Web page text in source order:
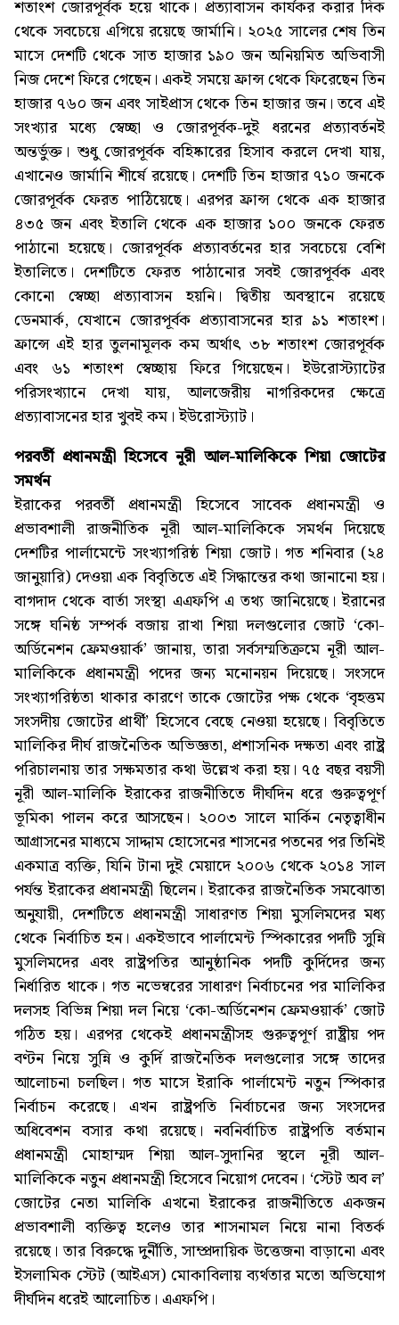
শতাংশ জোরপূর্বক হয়ে থাকে। প্রত্যাবাসন কার্যকর করার দিক
থেকে সবচেয়ে এগিয়ে রয়েছে জার্মানি। ২০২৫ সালের শেষ তিন
মাসে দেশটি থেকে সাত হাজার ১৯০ জন অনিয়মিত অভিবাসী
নিজ দেশে ফিরে গেছেন। একই সময়ে ফ্রান্স থেকে ফিরেছেন তিন
হাজার ৭৬০ জন এবং সাইপ্রাস থেকে তিন হাজার জন। তবে এই
সংখ্যার মধ্যে স্বেচ্ছা ও জোরপূর্বক-দুই ধরনের প্রত্যাবর্তনই
অন্তর্ভুক্ত। শুধু জোরপূর্বক বহিষ্কারের হিসাব করলে দেখা যায়,
এখানেও জার্মানি শীর্ষে রয়েছে। দেশটি তিন হাজার ৭১০ জনকে
জোরপূর্বক ফেরত পাঠিয়েছে। এরপর ফ্রান্স থেকে এক হাজার
৪৩৫ জন এবং ইতালি থেকে এক হাজার ১০০ জনকে ফেরত
পাঠানো হয়েছে। জোরপূর্বক প্রত্যাবর্তনের হার সবচেয়ে বেশি
ইতালিতে। দেশটিতে ফেরত পাঠানোর সবই জোরপূর্বক এবং
কোনো স্বেচ্ছা প্রত্যাবাসন হয়নি। দ্বিতীয় অবস্থানে রয়েছে
ডেনমার্ক, যেখানে জোরপূর্বক প্রত্যাবাসনের হার ৯১ শতাংশ।
ফ্রান্সে এই হার তুলনামূলক কম অর্থাৎ ৩৮ শতাংশ জোরপূর্বক
এবং ৬১ শতাংশ স্বেচ্ছায় ফিরে গিয়েছেন। ইউরোস্ট্যাটের
পরিসংখ্যানে দেখা যায়, আলজেরীয় নাগরিকদের ক্ষেত্রে
প্রত্যাবাসনের হার খুবই কম। ইউরোস্ট্যাট।
পরবর্তী প্রধানমন্ত্রী হিসেবে নূরী আল-মালিকিকে শিয়া জোটের
সমর্থন
ইরাকের পরবর্তী প্রধানমন্ত্রী হিসেবে সাবেক প্রধানমন্ত্রী ও
প্রভাবশালী রাজনীতিক নূরী আল-মালিকিকে সমর্থন দিয়েছে
দেশটির পার্লামেন্টে সংখ্যাগরিষ্ঠ শিয়া জোট। গত শনিবার (২৪
জানুয়ারি) দেওয়া এক বিবৃতিতে এই সিদ্ধান্তের কথা জানানো হয়।
বাগদাদ থেকে বার্তা সংস্থা এএফপি এ তথ্য জানিয়েছে। ইরানের
সঙ্গে ঘনিষ্ঠ সম্পর্ক বজায় রাখা শিয়া দলগুলোর জোট ‘কো-
অর্ডিনেশন ফ্রেমওয়ার্ক’ জানায়, তারা সর্বসম্মতিক্রমে নূরী আল-
মালিকিকে প্রধানমন্ত্রী পদের জন্য মনোনয়ন দিয়েছে। সংসদে
সংখ্যাগরিষ্ঠতা থাকার কারণে তাকে জোটের পক্ষ থেকে ‘বৃহত্তম
সংসদীয় জোটের প্রার্থী’ হিসেবে বেছে নেওয়া হয়েছে। বিবৃতিতে
মালিকির দীর্ঘ রাজনৈতিক অভিজ্ঞতা, প্রশাসনিক দক্ষতা এবং রাষ্ট্র
পরিচালনায় তার সক্ষমতার কথা উল্লেখ করা হয়। ৭৫ বছর বয়সী
নূরী আল-মালিকি ইরাকের রাজনীতিতে দীর্ঘদিন ধরে গুরুত্বপূর্ণ
ভূমিকা পালন করে আসছেন। ২০০৩ সালে মার্কিন নেতৃত্বাধীন
আগ্রাসনের মাধ্যমে সাদ্দাম হোসেনের শাসনের পতনের পর তিনিই
একমাত্র ব্যক্তি, যিনি টানা দুই মেয়াদে ২০০৬ থেকে ২০১৪ সাল
পর্যন্ত ইরাকের প্রধানমন্ত্রী ছিলেন। ইরাকের রাজনৈতিক সমঝোতা
অনুযায়ী, দেশটিতে প্রধানমন্ত্রী সাধারণত শিয়া মুসলিমদের মধ্য
থেকে নির্বাচিত হন। একইভাবে পার্লামেন্ট স্পিকারের পদটি সুন্নি
মুসলিমদের এবং রাষ্ট্রপতির আনুষ্ঠানিক পদটি কুর্দিদের জন্য
নির্ধারিত থাকে। গত নভেম্বরের সাধারণ নির্বাচনের পর মালিকির
দলসহ বিভিন্ন শিয়া দল নিয়ে ‘কো-অর্ডিনেশন ফ্রেমওয়ার্ক’ জোট
গঠিত হয়। এরপর থেকেই প্রধানমন্ত্রীসহ গুরুত্বপূর্ণ রাষ্ট্রীয় পদ
বণ্টন নিয়ে সুন্নি ও কুর্দি রাজনৈতিক দলগুলোর সঙ্গে তাদের
আলোচনা চলছিল। গত মাসে ইরাকি পার্লামেন্ট নতুন স্পিকার
নির্বাচন করেছে। এখন রাষ্ট্রপতি নির্বাচনের জন্য সংসদের
অধিবেশন বসার কথা রয়েছে। নবনির্বাচিত রাষ্ট্রপতি বর্তমান
প্রধানমন্ত্রী মোহাম্মদ শিয়া আল-সুদানির স্থলে নূরী আল-
মালিকিকে নতুন প্রধানমন্ত্রী হিসেবে নিয়োগ দেবেন। ‘স্টেট অব ল’
জোটের নেতা মালিকি এখনো ইরাকের রাজনীতিতে একজন
প্রভাবশালী ব্যক্তিত্ব হলেও তার শাসনামল নিয়ে নানা বিতর্ক
রয়েছে। তার বিরুদ্ধে দুর্নীতি, সাম্প্রদায়িক উত্তেজনা বাড়ানো এবং
ইসলামিক স্টেট (আইএস) মোকাবিলায় ব্যর্থতার মতো অভিযোগ
দীর্ঘদিন ধরেই আলোচিত। এএফপি।